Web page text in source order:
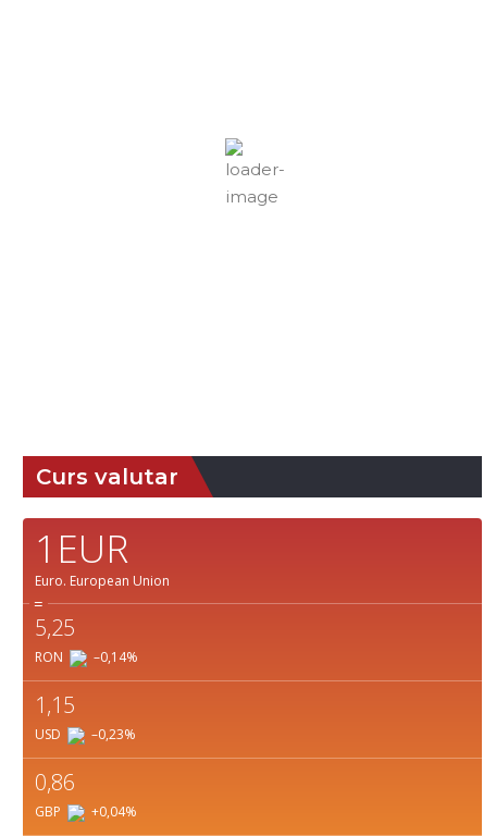
Cer Senin
Rafală vânturi:
Curs valutar
1EUR
Euro. European Union
=
5,25
RON –0,14%
1,15
USD –0,23%
0,86
GBP +0,04%